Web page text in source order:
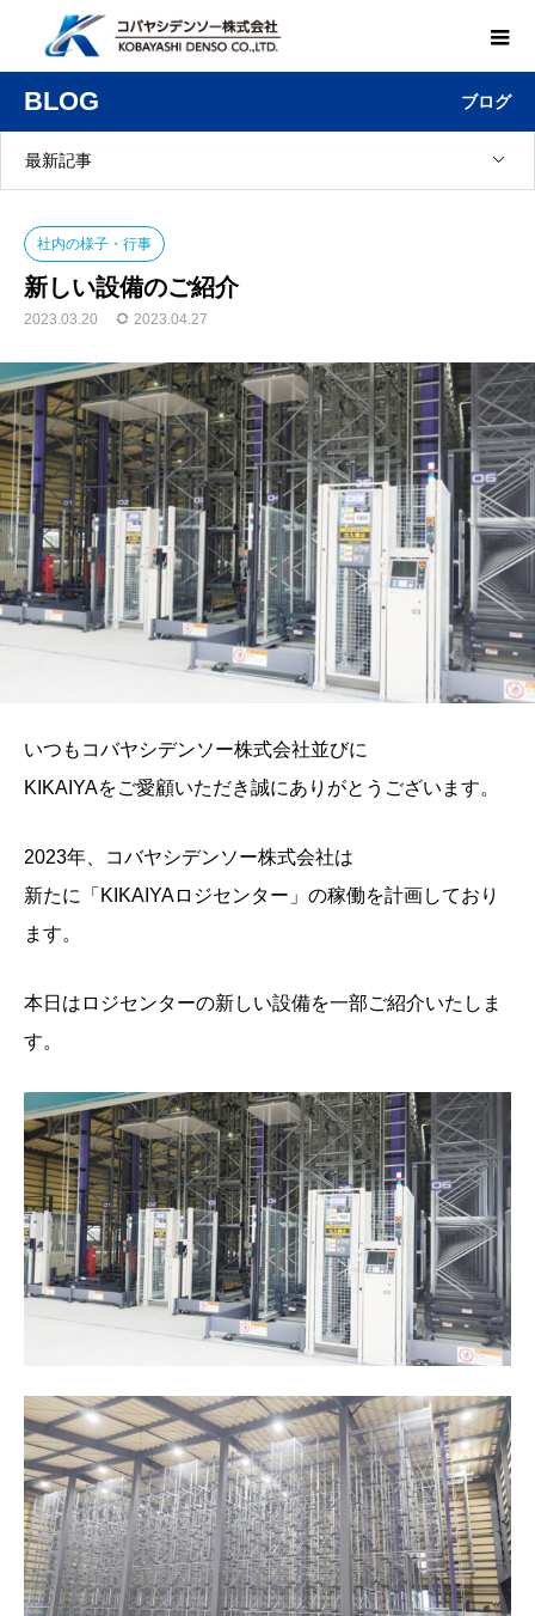
BLOG ブログ
最新記事
社内の様子・行事
新しい設備のご紹介
2023.03.20 2023.04.27
いつもコバヤシデンソー株式会社並びに
KIKAIYAをご愛顧いただき誠にありがとうございます。
2023年、コバヤシデンソー株式会社は
新たに「KIKAIYAロジセンター」の稼働を計画しており
ます。
本日はロジセンターの新しい設備を一部ご紹介いたしま
す。